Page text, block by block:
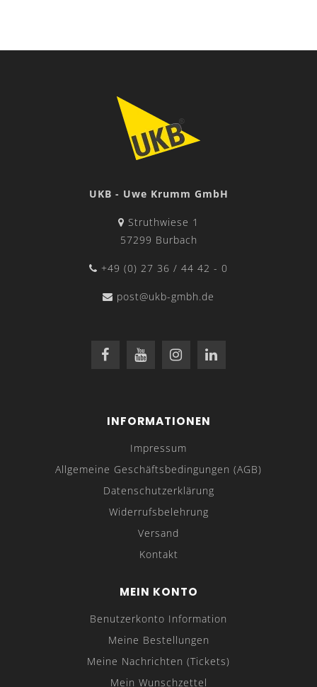
UKB - Uwe Krumm GmbH
Struthwiese 1
57299 Burbach
+49 (0) 27 36 / 44 42 - 0
post@ukb-gmbh.de
INFORMATIONEN
Impressum
Allgemeine Geschäftsbedingungen (AGB)
Datenschutzerklärung
Widerrufsbelehrung
Versand
Kontakt
MEIN KONTO
Benutzerkonto Information
Meine Bestellungen
Meine Nachrichten (Tickets)
Mein Wunschzettel